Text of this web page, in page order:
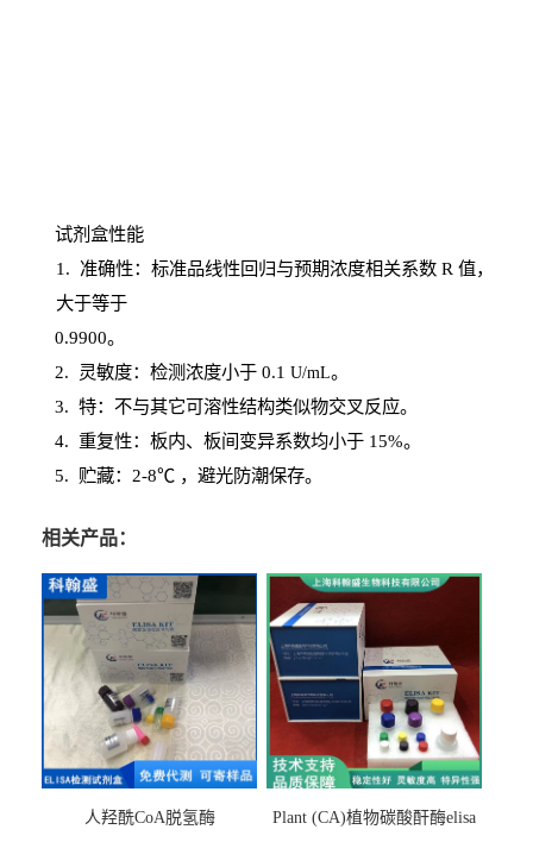
试剂盒性能
1 . 准确性：标准品线性回归与预期浓度相关系数 R 值，
大于等于
0.9900。
2. 灵敏度：检测浓度小于0.1 U/mL。
3. 特：不与其它可溶性结构类似物交叉反应。
4. 重复性：板内、板间变异系数均小于15%。
5. 贮藏：2-8℃ ，避光防潮保存。
相关产品：
人羟酰CoA脱氢酶
Plant (CA)植物碳酸酐酶elisa